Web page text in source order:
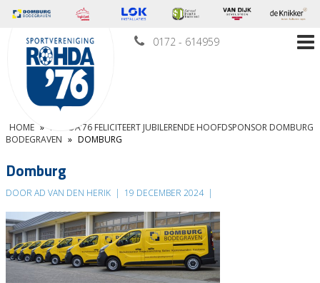
0172 - 614959
HOME » ROHDA’76 FELICITEERT JUBILERENDE HOOFDSPONSOR DOMBURG
BODEGRAVEN » DOMBURG
Domburg
DOOR AD VAN DEN HERIK | 19 DECEMBER 2024 |